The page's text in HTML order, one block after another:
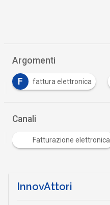
Argomenti
F fattura elettronica
Canali
elettronica P Privacy
InnovAttori